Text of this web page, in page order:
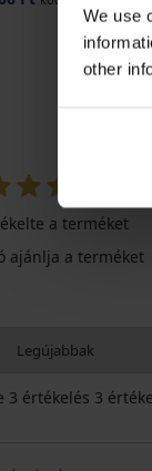
We use
other
a terméket
ajánlja a terméket
3 értékelés 3